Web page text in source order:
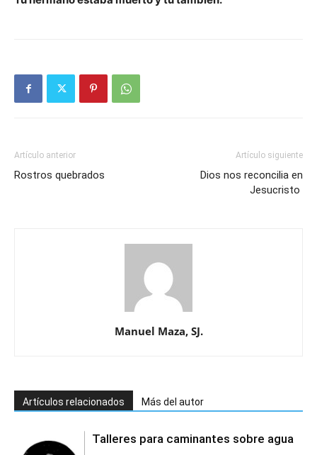
Artículo anterior
Rostros quebrados
Artículo siguiente
Dios nos reconcilia en
Jesucristo
Manuel Maza, SJ.
Artículos relacionados Más del autor
Talleres para caminantes sobre agua